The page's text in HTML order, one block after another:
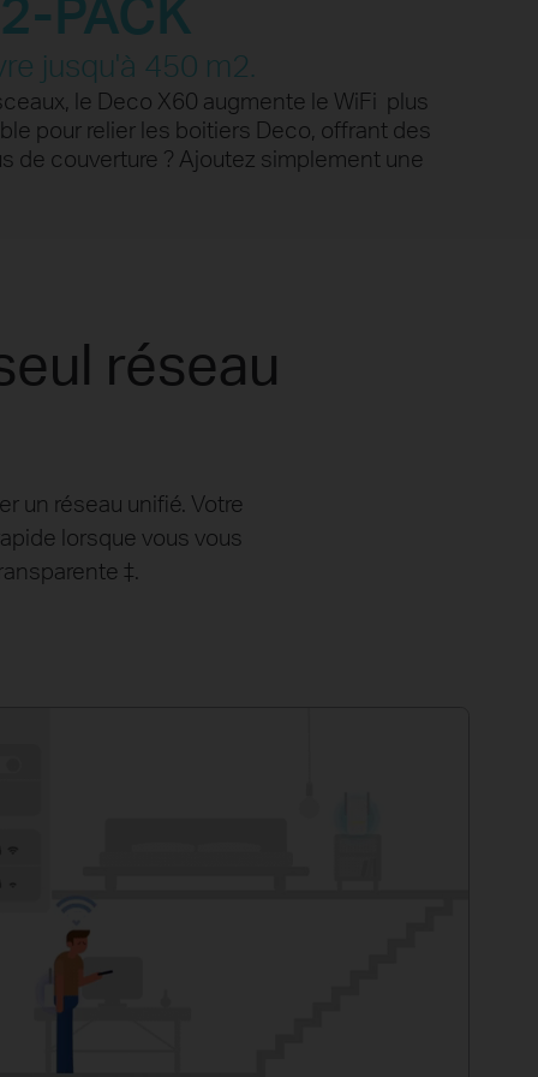
jusqu'à 450 m2.
le Deco X60 augmente le WiFi plus
pour relier les boitiers Deco, offrant des
de couverture ? Ajoutez simplement une
1080P
Streaming
×10
réseau
un réseau unifié. Votre
lorsque vous vous
‡.